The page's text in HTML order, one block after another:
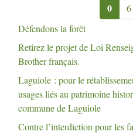
0 6
Défendons la forêt
Retirez le projet de Loi
Brother français.
Laguiole : pour le
usages liés au patrimoine
commune de Laguiole
Contre l’interdiction pour les